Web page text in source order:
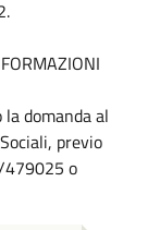
domanda al
previo
o